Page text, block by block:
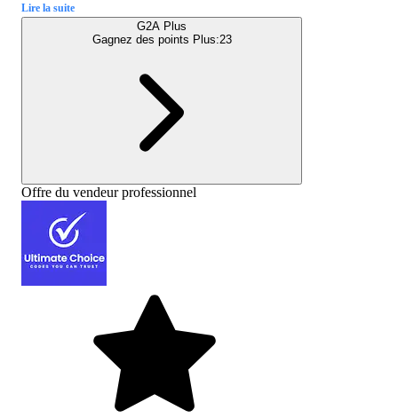
Lire la suite
G2A Plus
Gagnez des points Plus:23
Offre du vendeur professionnel